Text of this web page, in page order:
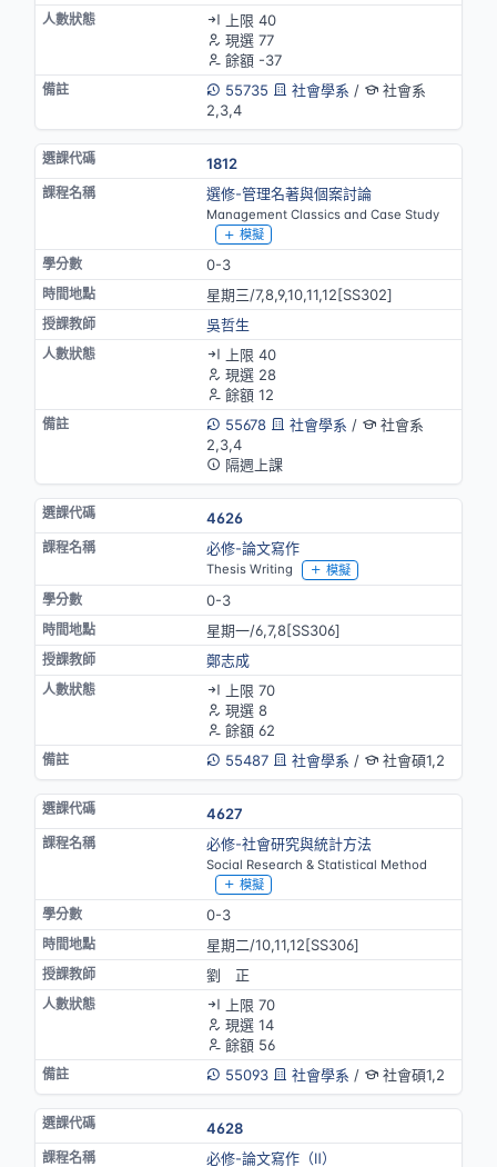
上限 40
現選 77
餘額 -37
55735
社會學系 /
社會系
2,3,4
1812
選修-管理名著與個案討論
Management Classics and Case Study
模擬
0-3
星期三/7,8,9,10,11,12[SS302]
吳哲生
上限 40
現選 28
餘額 12
55678
社會學系 /
社會系
2,3,4
隔週上課
4626
必修-論文寫作
Thesis Writing 模擬
0-3
星期一/6,7,8[SS306]
鄭志成
上限 70
現選 8
餘額 62
55487
社會學系 / 社會碩1,2
4627
必修-社會研究與統計方法
Social Research & Statistical Method
模擬
0-3
星期二/10,11,12[SS306]
劉 正
上限 70
現選 14
餘額 56
55093
社會學系 / 社會碩1,2
4628
必修-論文寫作（Ⅱ）